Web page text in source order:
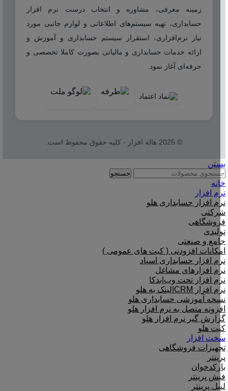
زمینه معرفی، مشاوره و انتخاب درست نرم افزار
حسابداری، تهیه سیستم‌های اطلاعاتی و لوازم جانبی مورد
نیاز نرم‌افزاری، استقرار سیستم حسابداری و آموزش و
ارائه خدمات حسابداری و مالیاتی بصورت کاملا تخصصی و
حرفه‌ای آغاز نمود.
© 2025 هاله افزار - کلیه حقوق محفوظ است.
بستن
جستجو
خانه
نرم افزار
نرم افزار حسابداری هلو
شرکتی
فروشگاهی
تولیدی
جامع و صنعتی
امکانات افزودنی ( کیت های عمومی )
نرم افزار حسابداری اسپاد
نرم افزارهای مشاغل
نرم افزار تحت وب|بدکا
نرم افزار CRM|لینک به هلو
نسخه آموزشی حسابداری هلو
افزونه متصل به نرم افزار هلو
گزارش گیر نرم افزار هلو
کیت هلو
سخت افزار
تجهیزات فروشگاهی
پرینتر
بارکدخوان
فیش پرینتر
لیبل پرینتر